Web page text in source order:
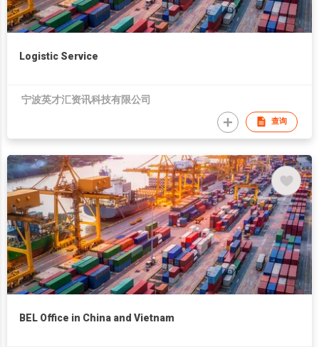
Logistic Service
宁波英才汇资讯科技有限公司
查询
BEL Office in China and Vietnam